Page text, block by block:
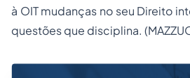
à OIT mudanças no seu Direito
questões que disciplina.